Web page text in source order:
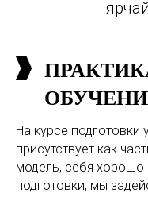
На курсе подготовки
присутствует как
модель, себя хорошо
подготовки, мы